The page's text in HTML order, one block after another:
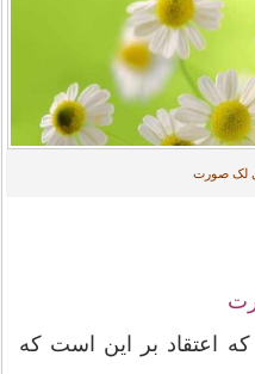
لک صورت
اعتقاد بر این است که